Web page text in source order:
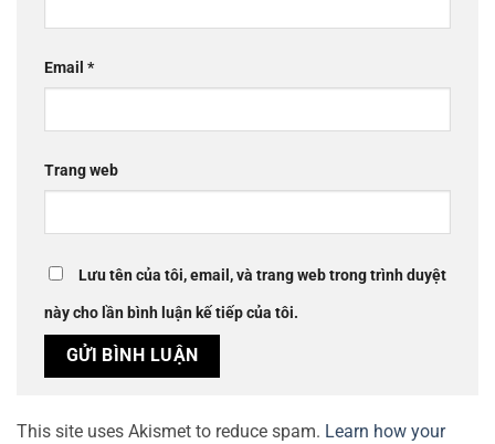
Email *
Trang web
Lưu tên của tôi, email, và trang web trong trình duyệt
này cho lần bình luận kế tiếp của tôi.
This site uses Akismet to reduce spam. Learn how your